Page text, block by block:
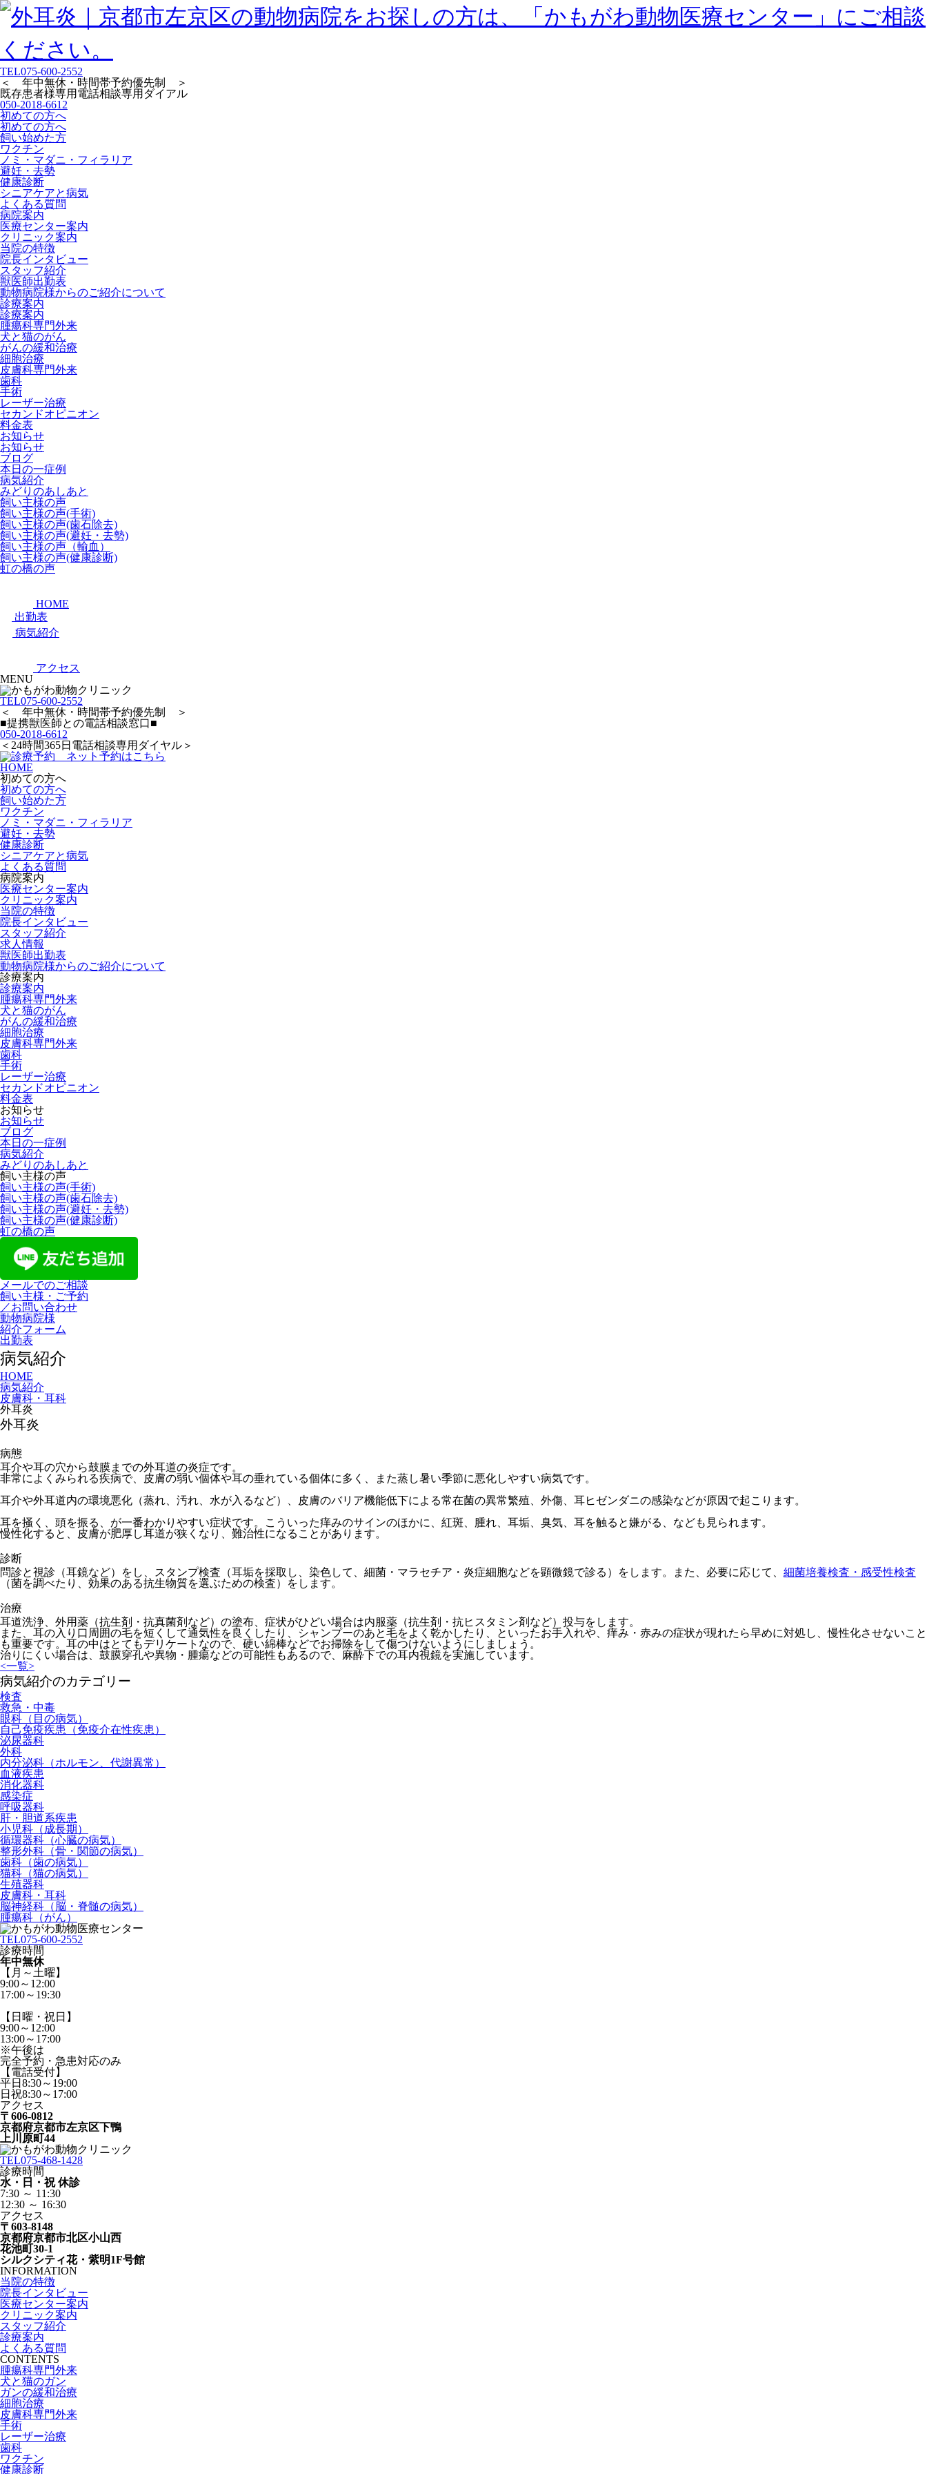
TEL075-600-2552
＜ 年中無休・時間帯予約優先制 ＞
既存患者様専用 電話相談専用ダイアル
050-2018-6612
初めての方へ
初めての方へ
飼い始めた方
ワクチン
ノミ・マダニ・フィラリア
避妊・去勢
健康診断
シニアケアと病気
よくある質問
病院案内
医療センター案内
クリニック案内
当院の特徴
院長インタビュー
スタッフ紹介
獣医師出勤表
動物病院様からのご紹介について
診療案内
診療案内
腫瘍科専門外来
犬と猫のがん
がんの緩和治療
細胞治療
皮膚科専門外来
歯科
手術
レーザー治療
セカンドオピニオン
料金表
お知らせ
お知らせ
ブログ
本日の一症例
病気紹介
みどりのあしあと
飼い主様の声
飼い主様の声(手術)
飼い主様の声(歯石除去)
飼い主様の声(避妊・去勢)
飼い主様の声（輸血）
飼い主様の声(健康診断)
虹の橋の声
HOME
出勤表
病気紹介
アクセス
MENU
TEL075-600-2552
＜ 年中無休・時間帯予約優先制 ＞
■提携獣医師との電話相談窓口■
050-2018-6612
＜24時間365日電話相談専用ダイヤル＞
HOME
初めての方へ
初めての方へ
飼い始めた方
ワクチン
ノミ・マダニ・フィラリア
避妊・去勢
健康診断
シニアケアと病気
よくある質問
病院案内
医療センター案内
クリニック案内
当院の特徴
院長インタビュー
スタッフ紹介
求人情報
獣医師出勤表
動物病院様からのご紹介について
診療案内
診療案内
腫瘍科専門外来
犬と猫のがん
がんの緩和治療
細胞治療
皮膚科専門外来
歯科
手術
レーザー治療
セカンドオピニオン
料金表
お知らせ
お知らせ
ブログ
本日の一症例
病気紹介
みどりのあしあと
飼い主様の声
飼い主様の声(手術)
飼い主様の声(歯石除去)
飼い主様の声(避妊・去勢)
飼い主様の声(健康診断)
虹の橋の声
メールでのご相談
飼い主様・ご予約
／お問い合わせ
動物病院様
紹介フォーム
出勤表
病気紹介
HOME
病気紹介
皮膚科・耳科
外耳炎
外耳炎
病態
耳介や耳の穴から鼓膜までの外耳道の炎症です。
非常によくみられる疾病で、皮膚の弱い個体や耳の垂れている個体に多く、また蒸し暑い季節に悪化しやすい病気です。
耳介や外耳道内の環境悪化（蒸れ、汚れ、水が入るなど）、皮膚のバリア機能低下による常在菌の異常繁殖、外傷、耳ヒゼンダニの感染などが原因で起こります。
耳を掻く、頭を振る、が一番わかりやすい症状です。こういった痒みのサインのほかに、紅斑、腫れ、耳垢、臭気、耳を触ると嫌がる、なども見られます。
慢性化すると、皮膚が肥厚し耳道が狭くなり、難治性になることがあります。
診断
問診と視診（耳鏡など）をし、スタンプ検査（耳垢を採取し、染色して、細菌・マラセチア・炎症細胞などを顕微鏡で診る）をします。また、必要に応じて、 細菌培養検査・感受性検査
（菌を調べたり、効果のある抗生物質を選ぶための検査）をします。
治療
耳道洗浄、外用薬（抗生剤・抗真菌剤など）の塗布、症状がひどい場合は内服薬（抗生剤・抗ヒスタミン剤など）投与をします。
また、耳の入り口周囲の毛を短くして通気性を良くしたり、シャンプーのあと毛をよく乾かしたり、といったお手入れや、痒み・赤みの症状が現れたら早めに対処し、慢性化させないこと
も重要です。耳の中はとてもデリケートなので、硬い綿棒などでお掃除をして傷つけないようにしましょう。
治りにくい場合は、鼓膜穿孔や異物・腫瘍などの可能性もあるので、麻酔下での耳内視鏡を実施しています。
<一覧>
病気紹介のカテゴリー
検査
救急・中毒
眼科（目の病気）
自己免疫疾患（免疫介在性疾患）
泌尿器科
外科
内分泌科（ホルモン、代謝異常）
血液疾患
消化器科
感染症
呼吸器科
肝・胆道系疾患
小児科（成長期）
循環器科（心臓の病気）
整形外科（骨・関節の病気）
歯科（歯の病気）
猫科（猫の病気）
生殖器科
皮膚科・耳科
脳神経科（脳・脊髄の病気）
腫瘍科（がん）
TEL075-600-2552
診療時間
年中無休
【月～土曜】
9:00～12:00
17:00～19:30
【日曜・祝日】
9:00～12:00
13:00～17:00
※午後は
完全予約・急患対応のみ
【電話受付】
平日8:30～19:00
日祝8:30～17:00
アクセス
〒606-0812
京都府京都市左京区下鴨
上川原町44
TEL075-468-1428
診療時間
水・日・祝 休診
7:30 ～ 11:30
12:30 ～ 16:30
アクセス
〒603-8148
京都府京都市北区小山西
花池町30-1
シルクシティ花・紫明1F号館
INFORMATION
当院の特徴
院長インタビュー
医療センター案内
クリニック案内
スタッフ紹介
診療案内
よくある質問
CONTENTS
腫瘍科専門外来
犬と猫のガン
ガンの緩和治療
細胞治療
皮膚科専門外来
手術
レーザー治療
歯科
ワクチン
健康診断